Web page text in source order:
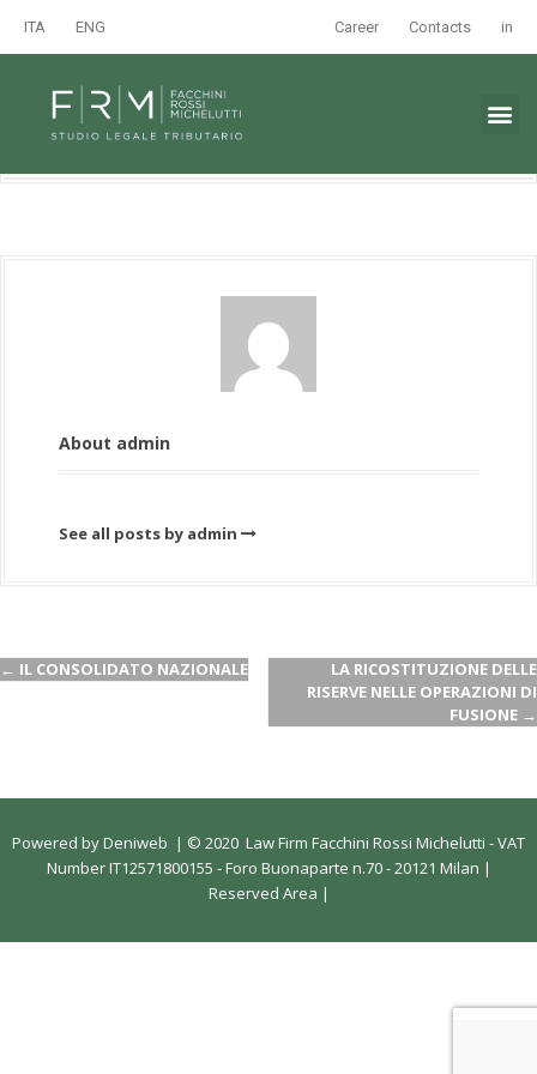
ITA ENG Career Contacts in
About admin
See all posts by admin
← IL CONSOLIDATO NAZIONALE
LA RICOSTITUZIONE DELLE
RISERVE NELLE OPERAZIONI DI
FUSIONE →
Powered byDeniweb | © 2020 Law Firm Facchini Rossi Michelutti - VAT
Number IT12571800155 - Foro Buonaparte n.70 - 20121 Milan |
Reserved Area |